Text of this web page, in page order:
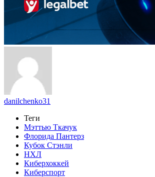
danilchenko31
Теги
Мэттью Ткачук
Флорида Пантерз
Кубок Стэнли
НХЛ
Киберхоккей
Киберспорт